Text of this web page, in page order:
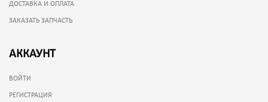
ДОСТАВКА И ОПЛАТА
ЗАКАЗАТЬ ЗАПЧАСТЬ
АККАУНТ
ВОЙТИ
РЕГИСТРАЦИЯ